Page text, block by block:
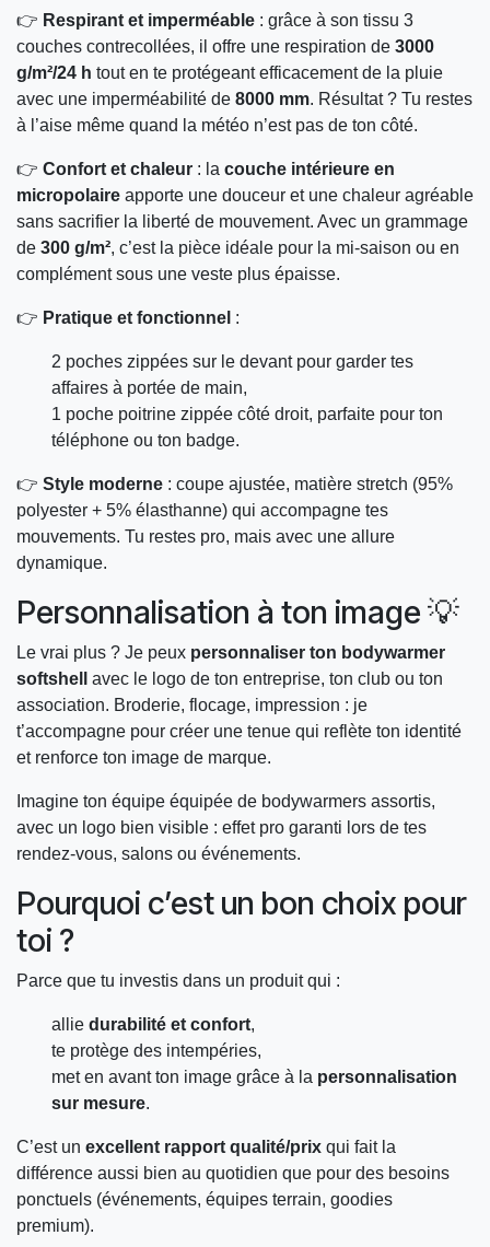
👉 Respirant et imperméable : grâce à son tissu 3
couches contrecollées, il offre une respiration de 3000
g/m²/24 h tout en te protégeant efficacement de la pluie
avec une imperméabilité de 8000 mm. Résultat ? Tu restes
à l’aise même quand la météo n’est pas de ton côté.
👉 Confort et chaleur : la couche intérieure en
micropolaire apporte une douceur et une chaleur agréable
sans sacrifier la liberté de mouvement. Avec un grammage
de 300 g/m², c’est la pièce idéale pour la mi-saison ou en
complément sous une veste plus épaisse.
👉 Pratique et fonctionnel :
2 poches zippées sur le devant pour garder tes
affaires à portée de main,
1 poche poitrine zippée côté droit, parfaite pour ton
téléphone ou ton badge.
👉 Style moderne : coupe ajustée, matière stretch (95%
polyester + 5% élasthanne) qui accompagne tes
mouvements. Tu restes pro, mais avec une allure
dynamique.
Personnalisation à ton image 💡
Le vrai plus ? Je peux personnaliser ton bodywarmer
softshell
avec le logo de ton entreprise, ton club ou ton
association. Broderie, flocage, impression : je
t’accompagne pour créer une tenue qui reflète ton identité
et renforce ton image de marque.
Imagine ton équipe équipée de bodywarmers assortis,
avec un logo bien visible : effet pro garanti lors de tes
rendez-vous, salons ou événements.
Pourquoi c’est un bon choix pour
toi ?
Parce que tu investis dans un produit qui :
allie durabilité et confort,
te protège des intempéries,
met en avant ton image grâce à la personnalisation
sur mesure.
C’est un excellent rapport qualité/prix qui fait la
différence aussi bien au quotidien que pour des besoins
ponctuels (événements, équipes terrain, goodies
premium).